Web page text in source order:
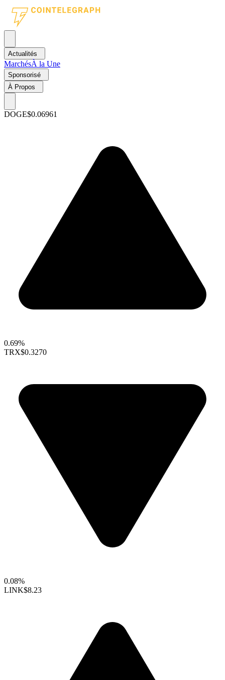
Actualités
MarchésÀ la Une
Sponsorisé
À Propos
DOGE$0.06961
0.69%
TRX$0.3270
0.08%
LINK$8.23